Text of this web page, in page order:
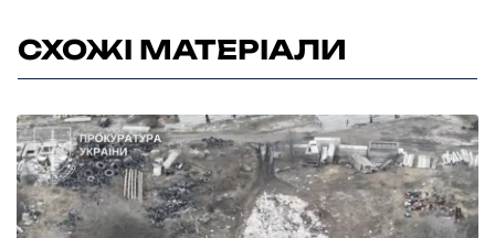
СХОЖІ МАТЕРІАЛИ